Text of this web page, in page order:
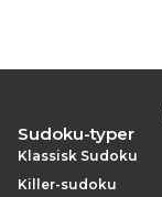
Sudoku-typer
Klassisk Sudoku
Killer-sudoku